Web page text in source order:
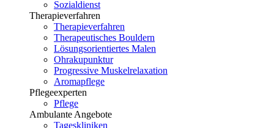
Sozialdienst
Therapieverfahren
Therapieverfahren
Therapeutisches Bouldern
Lösungsorientiertes Malen
Ohrakupunktur
Progressive Muskelrelaxation
Aromapflege
Pflegeexperten
Pflege
Ambulante Angebote
Tageskliniken